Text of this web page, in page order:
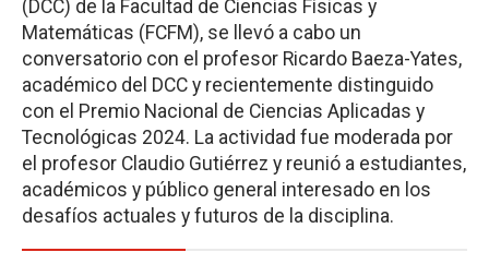
(DCC) de la Facultad de Ciencias Físicas y
Matemáticas (FCFM), se llevó a cabo un
conversatorio con el profesor Ricardo Baeza-Yates,
académico del DCC y recientemente distinguido
con el Premio Nacional de Ciencias Aplicadas y
Tecnológicas 2024. La actividad fue moderada por
el profesor Claudio Gutiérrez y reunió a estudiantes,
académicos y público general interesado en los
desafíos actuales y futuros de la disciplina.